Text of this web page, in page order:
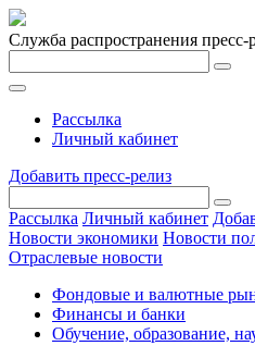
Служба распространения пресс-
Рассылка
Личный кабинет
Добавить пресс-релиз
Рассылка Личный кабинет
Новости экономики Новости
Отраслевые новости
Фондовые и валютные
Финансы и банки
Обучение, образование,